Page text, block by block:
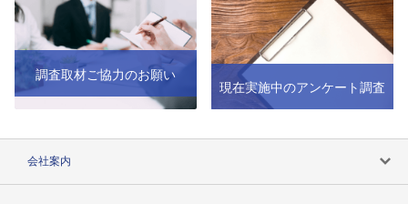
調査取材ご協力のお願い
現在実施中のアンケート調査
会社案内